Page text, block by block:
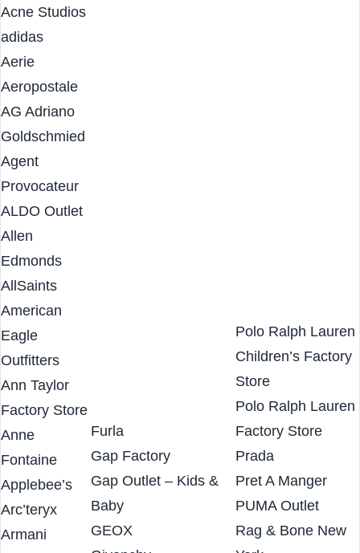
Commons
Acne Studios
adidas
Aerie
Aeropostale
AG Adriano
Goldschmied
Agent
Provocateur
ALDO Outlet
Allen
Edmonds
AllSaints
American
Eagle
Outfitters
Ann Taylor
Factory Store
Anne
Fontaine
Applebee’s
Arc’teryx
Furla
Gap Factory
Gap Outlet – Kids &
Baby
Polo Ralph Lauren
Children’s Factory
Store
Polo Ralph Lauren
Factory Store
Prada
Pret A Manger
PUMA Outlet